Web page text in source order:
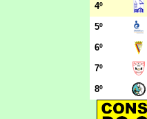
4º
5º
6º
7º
8º